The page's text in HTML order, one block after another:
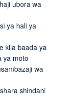
ubora wa
ya hali ya
kila baada ya
ya moto
wa
shindani